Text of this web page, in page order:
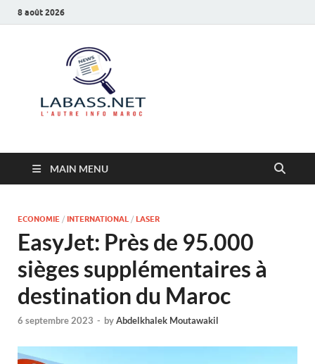
8 août 2026
MAIN MENU
ECONOMIE / INTERNATIONAL / LASER
EasyJet: Près de 95.000
sièges supplémentaires à
destination du Maroc
6 septembre 2023 - byAbdelkhalek Moutawakil